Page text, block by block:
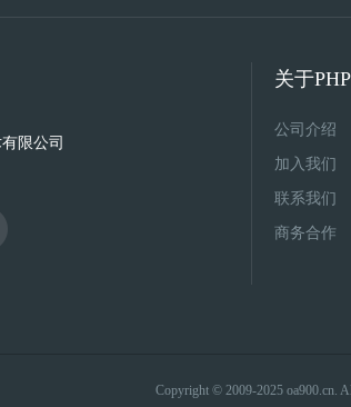
限公司
关于
公司介绍
加入我们
联系我们
商务合作
Copyright © 2009-2025 oa900.cn.